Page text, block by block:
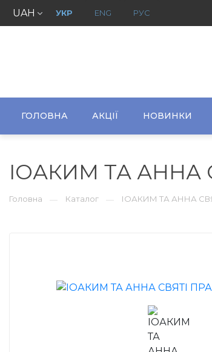
UAH УКР ENG РУС
ГОЛОВНА АКЦІЇ НОВИНКИ
ІОАКИМ ТА АННА
Головна — Каталог — ІОАКИМ ТА АННА